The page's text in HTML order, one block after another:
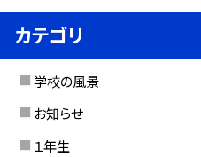
カテゴリ
学校の風景
お知らせ
１年生